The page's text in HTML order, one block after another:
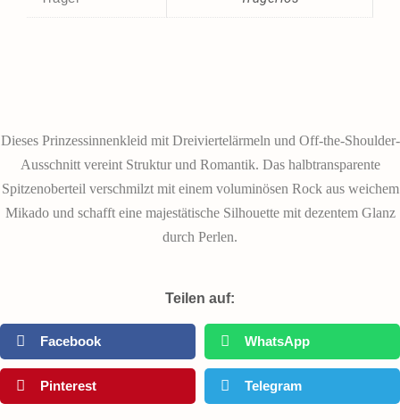
Dieses Prinzessinnenkleid mit Dreiviertelärmeln und Off-the-Shoulder-
Ausschnitt vereint Struktur und Romantik. Das halbtransparente
Spitzenoberteil verschmilzt mit einem voluminösen Rock aus weichem
Mikado und schafft eine majestätische Silhouette mit dezentem Glanz
durch Perlen.
Teilen auf:
Facebook WhatsApp
Pinterest Telegram